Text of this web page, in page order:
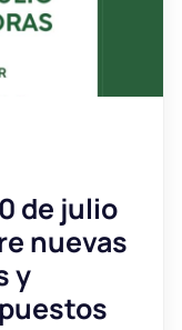
de julio
nuevas
y